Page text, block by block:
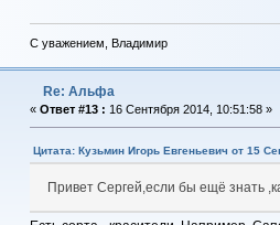
С уважением, Владимир
Re: Альфа
« Ответ #13 : 16 Сентября 2014, 10:51:58 »
Цитата: Кузьмин Игорь Евгеньевич от 15
Привет Сергей,если бы ещё знать